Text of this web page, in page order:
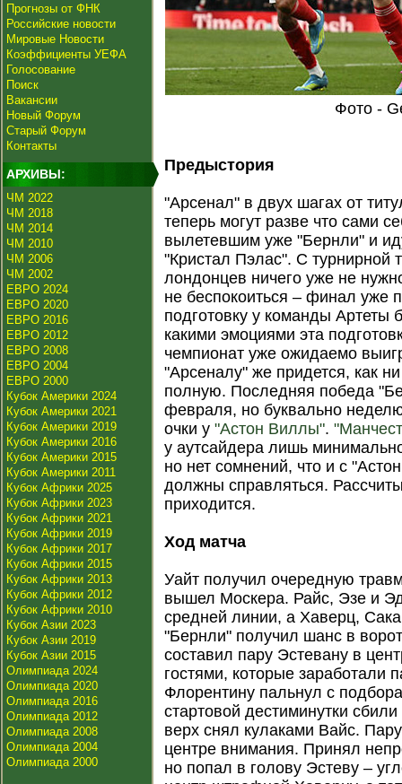
Прогнозы от ФНК
Российские новости
Мировые Новости
Коэффициенты УЕФА
Голосование
Поиск
Вакансии
Новый Форум
Старый Форум
Контакты
АРХИВЫ:
ЧМ 2022
ЧМ 2018
ЧМ 2014
ЧМ 2010
ЧМ 2006
ЧМ 2002
ЕВРО 2024
ЕВРО 2020
ЕВРО 2016
ЕВРО 2012
ЕВРО 2008
ЕВРО 2004
ЕВРО 2000
Кубок Америки 2024
Кубок Америки 2021
Кубок Америки 2019
Кубок Америки 2016
Кубок Америки 2015
Кубок Америки 2011
Кубок Африки 2025
Кубок Африки 2023
Кубок Африки 2021
Кубок Африки 2019
Кубок Африки 2017
Кубок Африки 2015
Кубок Африки 2013
Кубок Африки 2012
Кубок Африки 2010
Кубок Азии 2023
Кубок Азии 2019
Кубок Азии 2015
Олимпиада 2024
Олимпиада 2020
Олимпиада 2016
Олимпиада 2012
Олимпиада 2008
Олимпиада 2004
Олимпиада 2000
Фото -
Предыстория
"Арсенал" в двух шагах от
теперь могут разве что сами
вылетевшим уже "Бернли" и
"Кристал Пэлас". С турнирной
лондонцев ничего уже не
не беспокоиться – финал
подготовку у команды Артеты
какими эмоциями эта
чемпионат уже ожидаемо
"Арсеналу" же придется, как
полную. Последняя победа
февраля, но буквально
очки у"Астон Виллы".
у аутсайдера лишь
но нет сомнений, что и с
должны справляться.
приходится.
Ход матча
Уайт получил очередную
вышел Москера. Райс, Эзе и
средней линии, а Хаверц,
"Бернли" получил шанс в
составил пару Эстевану в
гостями, которые заработали
Флорентину пальнул с
стартовой дестиминутки
верх снял кулаками Вайс.
центре внимания. Принял
но попал в голову Эстеву –